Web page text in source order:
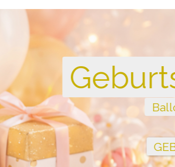
mit Stil
Karten · Zahlen
ENTDECKEN